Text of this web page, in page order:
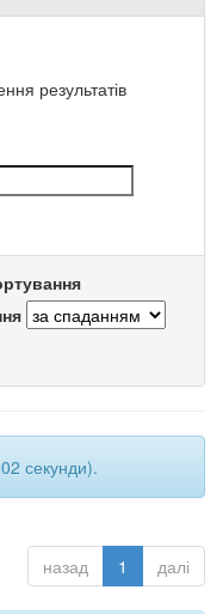
результатів
секунди).
назад 1 далі